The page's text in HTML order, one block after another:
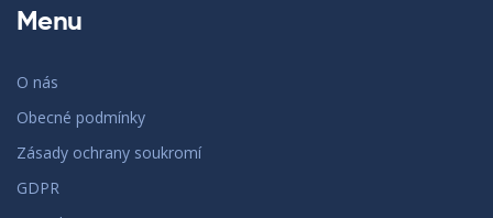
Menu
O nás
Obecné podmínky
Zásady ochrany soukromí
GDPR